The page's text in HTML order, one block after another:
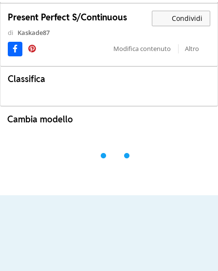
Present Perfect S/Continuous Condividi
di
Kaskade87
Modifica contenuto
Altro
Classifica
Cambia modello